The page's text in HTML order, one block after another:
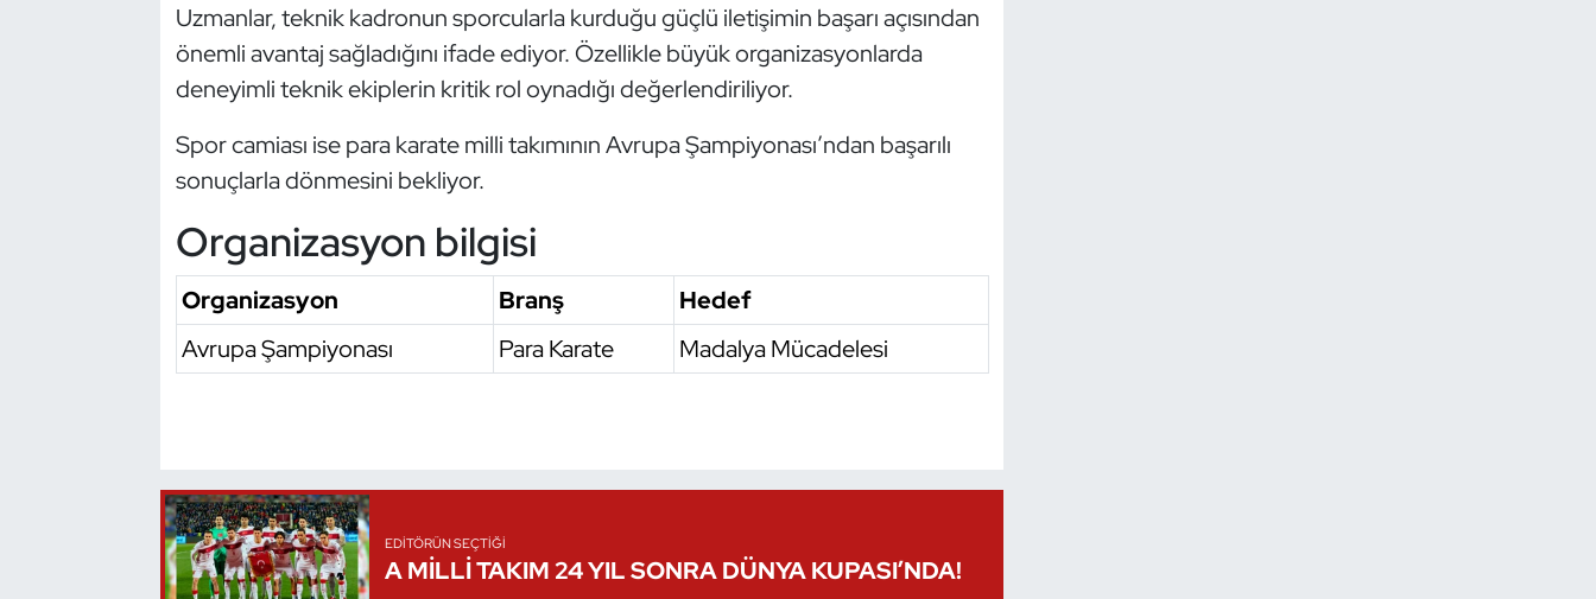
Uzmanlar, teknik kadronun sporcularla kurduğu güçlü iletişimin başarı açısından
önemli avantaj sağladığını ifade ediyor. Özellikle büyük organizasyonlarda
deneyimli teknik ekiplerin kritik rol oynadığı değerlendiriliyor.
Spor camiası ise para karate milli takımının Avrupa Şampiyonası’ndan başarılı
sonuçlarla dönmesini bekliyor.
Organizasyon bilgisi
Organizasyon Branş
Hedef
Avrupa Şampiyonası
Para Karate Madalya Mücadelesi
EDITÖRÜN SEÇTIĞI
A MİLLİ TAKIM 24 YIL SONRA DÜNYA KUPASI’NDA!
Oryantiring
Tekvando